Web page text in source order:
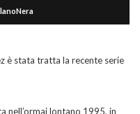
è stata tratta la recente serie
nell’ormai lontano 1995, in